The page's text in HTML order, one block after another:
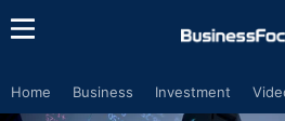
Home Business Investment